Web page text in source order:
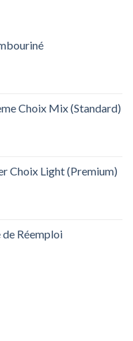
Choix Mix (Standard)
Choix Light (Premium)
de Réemploi